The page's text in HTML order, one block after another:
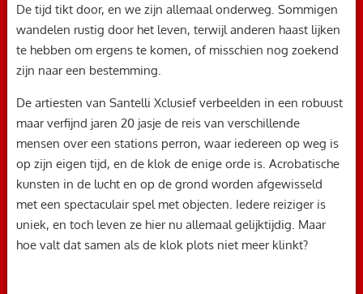
De tijd tikt door, en we zijn allemaal onderweg. Sommigen
wandelen rustig door het leven, terwijl anderen haast lijken
te hebben om ergens te komen, of misschien nog zoekend
zijn naar een bestemming.
De artiesten van Santelli Xclusief verbeelden in een robuust
maar verfijnd jaren 20 jasje de reis van verschillende
mensen over een stations perron, waar iedereen op weg is
op zijn eigen tijd, en de klok de enige orde is. Acrobatische
kunsten in de lucht en op de grond worden afgewisseld
met een spectaculair spel met objecten. Iedere reiziger is
uniek, en toch leven ze hier nu allemaal gelijktijdig. Maar
hoe valt dat samen als de klok plots niet meer klinkt?